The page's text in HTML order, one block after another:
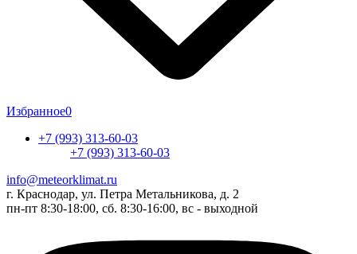
Избранное0
+7 (993) 313-60-03
+7 (993) 313-60-03
info@meteorklimat.ru
г. Краснодар, ул. Петра Метальникова, д. 2
пн-пт 8:30-18:00, сб. 8:30-16:00, вс - выходной